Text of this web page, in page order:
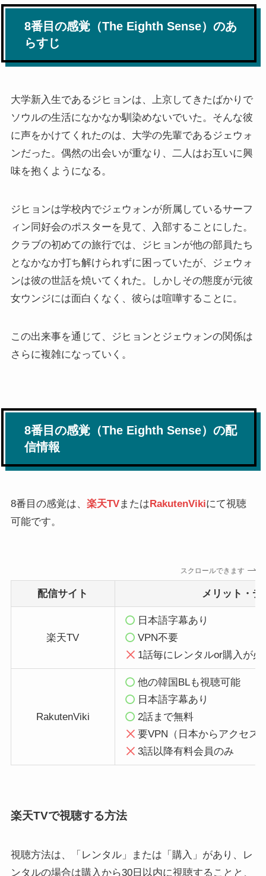
8番目の感覚（The Eighth Sense）のあ
らすじ
大学新入生であるジヒョンは、上京してきたばかりで
ソウルの生活になかなか馴染めないでいた。そんな彼
に声をかけてくれたのは、大学の先輩であるジェウォ
ンだった。偶然の出会いが重なり、二人はお互いに興
味を抱くようになる。
ジヒョンは学校内でジェウォンが所属しているサーフ
ィン同好会のポスターを見て、入部することにした。
クラブの初めての旅行では、ジヒョンが他の部員たち
となかなか打ち解けられずに困っていたが、ジェウォ
ンは彼の世話を焼いてくれた。しかしその態度が元彼
女ウンジには面白くなく、彼らは喧嘩することに。
この出来事を通じて、ジヒョンとジェウォンの関係は
さらに複雑になっていく。
8番目の感覚（The Eighth Sense）の配
信情報
8番目の感覚は、 楽天TVまたはRakutenVikiにて視聴
可能です。
スクロールできます
配信サイト メリット・デ
楽天TV
日本語字幕あり
VPN不要
1話毎にレンタルor購入が必
RakutenViki
他の韓国BLも視聴可能
日本語字幕あり
2話まで無料
要VPN（日本からアクセス
3話以降有料会員のみ
楽天TVで視聴する方法
視聴方法は、「レンタル」または「購入」があり、レ
ンタルの場合は購入から30日以内に視聴することと、